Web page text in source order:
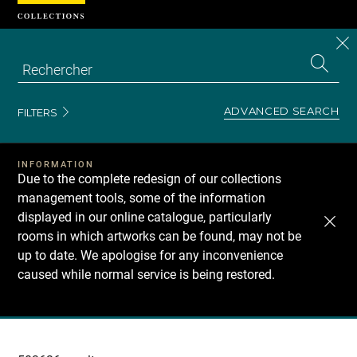
FILTERS ADVANCED SEARCH
INFORMATION
Due to the complete redesign of our collections
management tools, some of the information
displayed in our online catalogue, particularly
rooms in which artworks can be found, may not be
up to date. We apologise for any inconvenience
caused while normal service is being restored.
Recherche
Cookies management panel